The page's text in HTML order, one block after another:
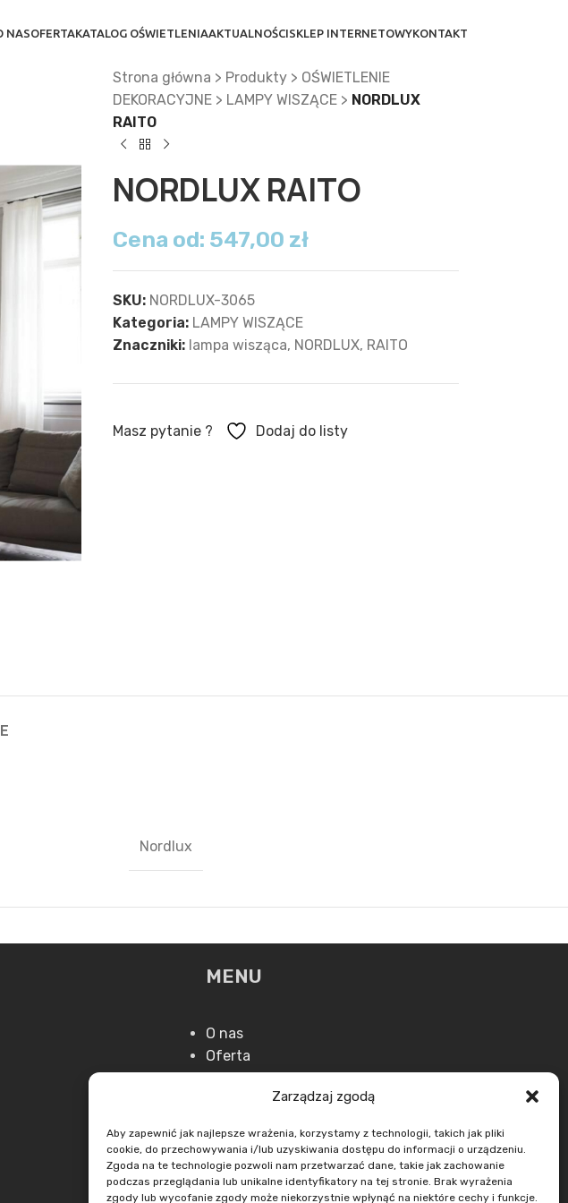
Zarządzaj zgodą
Aby zapewnić jak najlepsze wrażenia, korzystamy z technologii, takich jak pliki
cookie, do przechowywania i/lub uzyskiwania dostępu do informacji o urządzeniu.
Zgoda na te technologie pozwoli nam przetwarzać dane, takie jak zachowanie
podczas przeglądania lub unikalne identyfikatory na tej stronie. Brak wyrażenia
zgody lub wycofanie zgody może niekorzystnie wpłynąć na niektóre cechy i funkcje.
NASOFERTAKATALOG OŚWIETLENIAAKTUALNOŚCISKLEP INTERNETOWYKONTAKT
Strona główna > Produkty> OŚWIETLENIE
DEKORACYJNE> LAMPY WISZĄCE> NORDLUX
RAITO
NORDLUX RAITO
Cena od: 547,00 zł
SKU: NORDLUX-3065
Kategoria: LAMPY WISZĄCE
Znaczniki: lampa wisząca, NORDLUX, RAITO
Masz pytanie ? Dodaj do listy
Nordlux
MENU
O nas
Oferta
Aktualności